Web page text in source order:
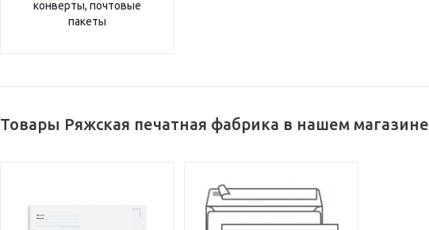
конверты, почтовые
пакеты
Товары Ряжская печатная фабрика в нашем магазине